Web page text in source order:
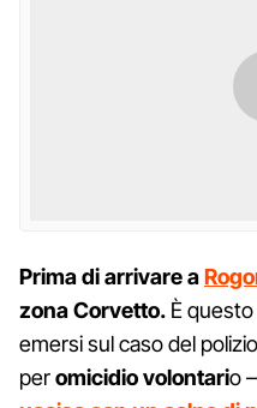
Prima di arrivare a
zona Corvetto. È
emersi sul caso del
peromicidio volontario